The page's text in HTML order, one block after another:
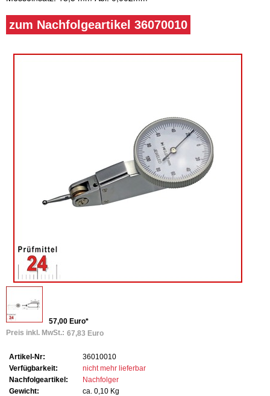
zum Nachfolgeartikel 36070010
57,00 Euro*
Preis inkl. MwSt.: 67,83 Euro
Artikel-Nr:
36010010
Verfügbarkeit:
nicht mehr lieferbar
Nachfolgeartikel:
Nachfolger
Gewicht:
ca. 0,10 Kg